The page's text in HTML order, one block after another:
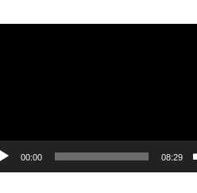
00:00 08:29